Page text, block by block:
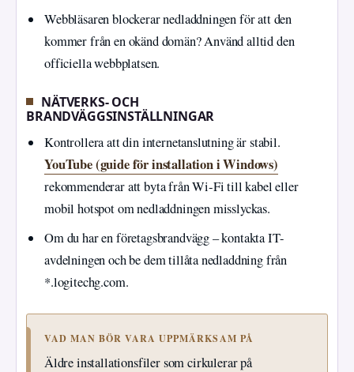
Webbläsaren blockerar nedladdningen för att den
kommer från en okänd domän? Använd alltid den
officiella webbplatsen.
NÄTVERKS- OCH
BRANDVÄGGSINSTÄLLNINGAR
Kontrollera att din internetanslutning är stabil.
YouTube (guide för installation i Windows)
rekommenderar att byta från Wi‑Fi till kabel eller
mobil hotspot om nedladdningen misslyckas.
Om du har en företagsbrandvägg – kontakta IT-
avdelningen och be dem tillåta nedladdning från
*.logitechg.com.
VAD MAN BÖR VARA UPPMÄRKSAM PÅ
Äldre installationsfiler som cirkulerar på